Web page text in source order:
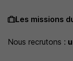
Les missions
Nous recrutons :